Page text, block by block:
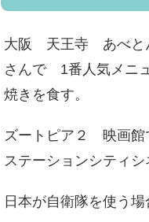
大阪 天王寺 あべと
さんで 1番人気メニ
焼きを食す。
ズートピア２ 映画
ステーションシティシ
日本が自衛隊を使う